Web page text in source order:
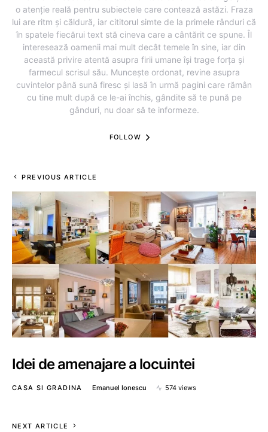
o atenție reală pentru subiectele care contează astăzi. Fraza
lui are ritm și căldură, iar cititorul simte de la primele rânduri că
în spatele fiecărui text stă cineva care a cântărit ce spune. Îl
interesează oamenii mai mult decât temele în sine, iar din
această privire atentă asupra firii umane își trage forța și
farmecul scrisul său. Muncește ordonat, revine asupra
cuvintelor până sună firesc și lasă în urmă pagini care rămân
cu tine mult după ce le-ai închis, gândite să te pună pe
gânduri, nu doar să te informeze.
FOLLOW
PREVIOUS ARTICLE
Idei de amenajare a locuintei
CASA SI GRADINA Emanuel Ionescu 574 views
NEXT ARTICLE